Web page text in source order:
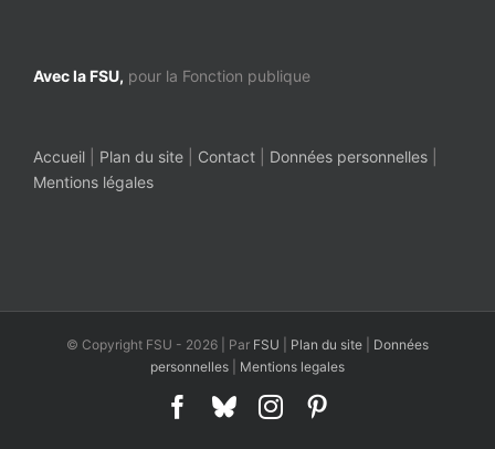
Avec la FSU, pour la Fonction publique
Accueil Plan du site Contact Données personnelles
Mentions légales
© Copyright FSU - 2026 | Par FSU Plan du site
Données
personnelles
Mentions legales
Facebook
BlueskyInstagram